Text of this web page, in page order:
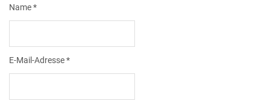
Name*
E-Mail-Adresse*